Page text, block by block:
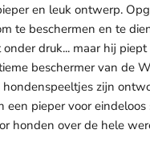
en leuk ontwerp.
te beschermen en te
druk... maar hij
beschermer van de
hondenspeeltjes zijn
een pieper voor
honden over de hele